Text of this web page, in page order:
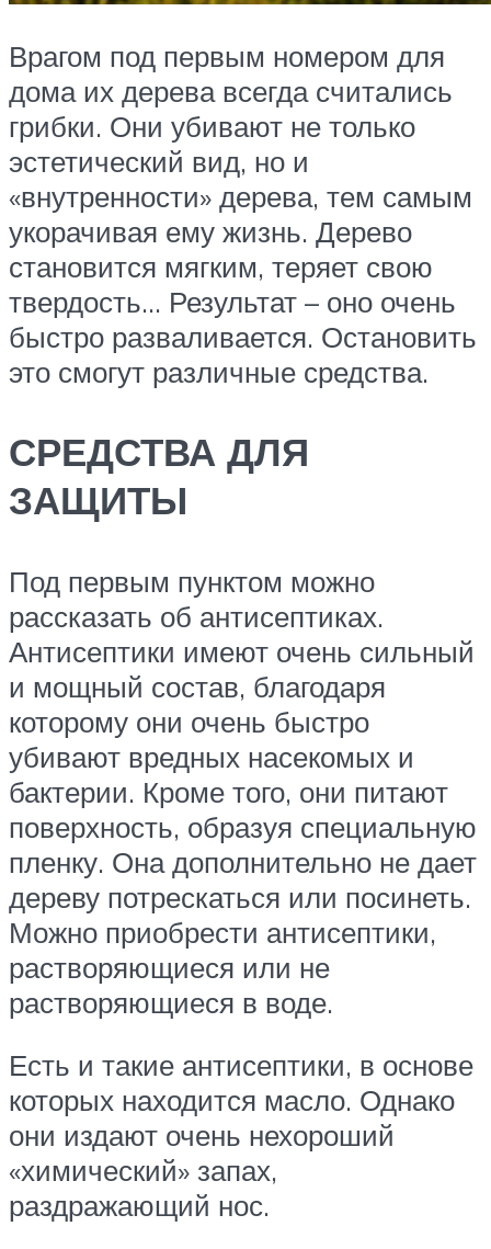
Врагом под первым номером для
дома их дерева всегда считались
грибки. Они убивают не только
эстетический вид, но и
«внутренности» дерева, тем самым
укорачивая ему жизнь. Дерево
становится мягким, теряет свою
твердость… Результат – оно очень
быстро разваливается. Остановить
это смогут различные средства.
СРЕДСТВА ДЛЯ
ЗАЩИТЫ
Под первым пунктом можно
рассказать об антисептиках.
Антисептики имеют очень сильный
и мощный состав, благодаря
которому они очень быстро
убивают вредных насекомых и
бактерии. Кроме того, они питают
поверхность, образуя специальную
пленку. Она дополнительно не дает
дереву потрескаться или посинеть.
Можно приобрести антисептики,
растворяющиеся или не
растворяющиеся в воде.
Есть и такие антисептики, в основе
которых находится масло. Однако
они издают очень нехороший
«химический» запах,
раздражающий нос.